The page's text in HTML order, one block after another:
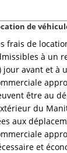
de
frais de
à un
jour avant et à
être au
du
aux
et